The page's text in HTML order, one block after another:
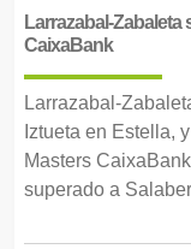
Larrazabal-
CaixaBank
Larrazabal-
Iztueta en Estella,
Masters
superado a